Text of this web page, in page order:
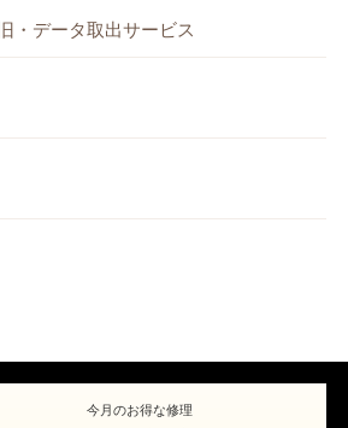
・データ取出サービス
今月のお得な修理